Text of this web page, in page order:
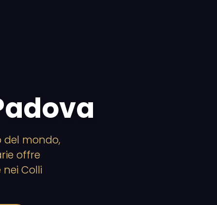
del mondo,
offre
Colli